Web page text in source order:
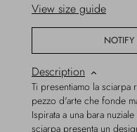
View size guide
Description
Ti presentiamo la
pezzo d'arte che fonde
Ispirata a una bara
sciarpa presenta un